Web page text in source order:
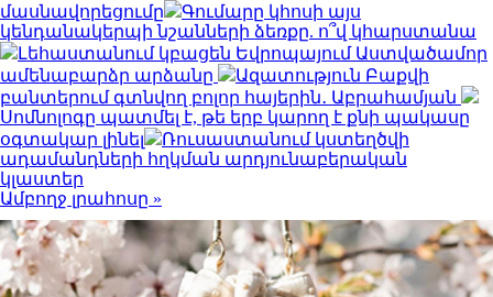
մասնավորեցումը
Գումարը կհոսի այս
կենդանակերպի նշանների ձեռքը. ո՞վ կհարստանա
Լեհաստանում կբացեն Եվրոպայում Աստվածամոր
ամենաբարձր արձանը
Ազատություն Բաքվի
բանտերում գտնվող բոլոր հայերին․ Աբրահամյան
Սոմնոլոգը պատմել է, թե երբ կարող է քնի պակասը
օգտակար լինել
Ռուսաստանում կստեղծվի
ադամանդների հղկման արդյունաբերական
կլաստեր
Ամբողջ լրահոսը »